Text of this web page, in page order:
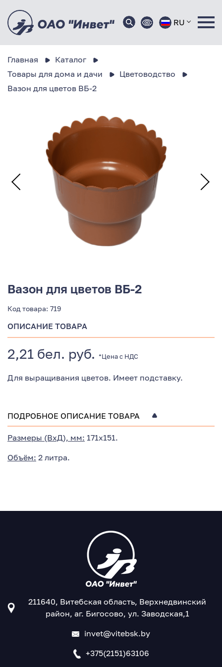
RU
Главная
Каталог
Товары для дома и дачи
Цветоводство
Вазон для цветов ВБ-2
Вазон для цветов ВБ-2
Код товара: 719
ОПИСАНИЕ ТОВАРА
2,21 бел. руб. *Цена с НДС
Для выращивания цветов. Имеет подставку.
ПОДРОБНОЕ ОПИСАНИЕ ТОВАРА
Размеры (ВхД), мм: 171х151.
Объём: 2 литра.
211640, Витебская область, Верхнедвинский
район, аг. Бигосово, ул. Заводская,1
invet@vitebsk.by
+375(2151)63106